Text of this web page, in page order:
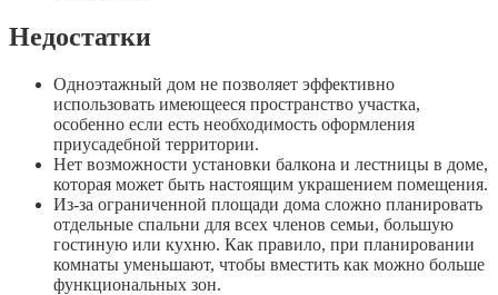
Недостатки
Одноэтажный дом не позволяет эффективно
использовать имеющееся пространство участка,
особенно если есть необходимость оформления
приусадебной территории.
Нет возможности установки балкона и лестницы в доме,
которая может быть настоящим украшением помещения.
Из-за ограниченной площади дома сложно планировать
отдельные спальни для всех членов семьи, большую
гостиную или кухню. Как правило, при планировании
комнаты уменьшают, чтобы вместить как можно больше
функциональных зон.